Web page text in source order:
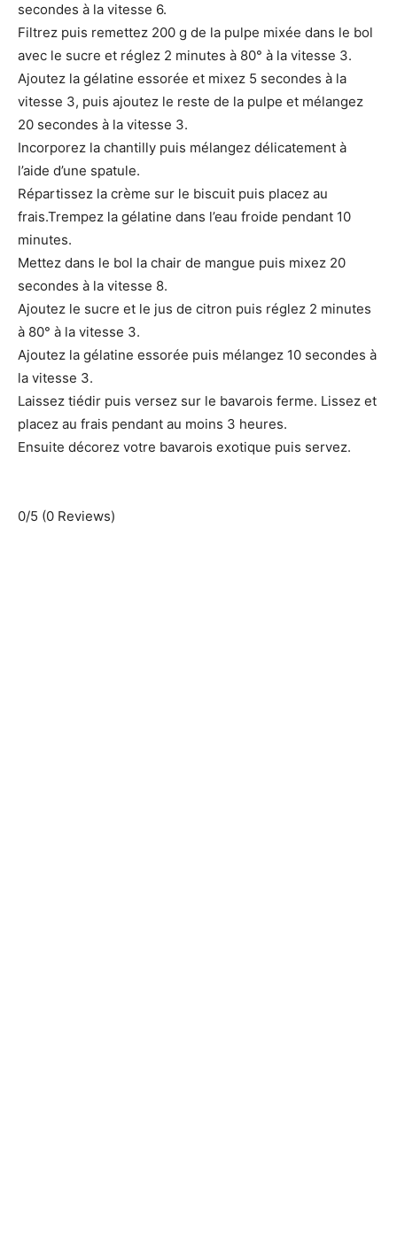
secondes à la vitesse 6.
Filtrez puis remettez 200 g de la pulpe mixée dans le bol
avec le sucre et réglez 2 minutes à 80° à la vitesse 3.
Ajoutez la gélatine essorée et mixez 5 secondes à la
vitesse 3, puis ajoutez le reste de la pulpe et mélangez
20 secondes à la vitesse 3.
Incorporez la chantilly puis mélangez délicatement à
l’aide d’une spatule.
Répartissez la crème sur le biscuit puis placez au
frais.Trempez la gélatine dans l’eau froide pendant 10
minutes.
Mettez dans le bol la chair de mangue puis mixez 20
secondes à la vitesse 8.
Ajoutez le sucre et le jus de citron puis réglez 2 minutes
à 80° à la vitesse 3.
Ajoutez la gélatine essorée puis mélangez 10 secondes à
la vitesse 3.
Laissez tiédir puis versez sur le bavarois ferme. Lissez et
placez au frais pendant au moins 3 heures.
Ensuite décorez votre bavarois exotique puis servez.
0/5 (0 Reviews)